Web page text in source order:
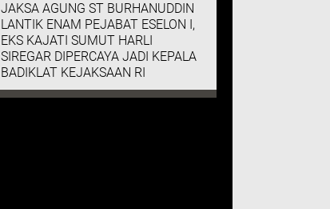
JAKSA AGUNG ST BURHANUDDIN
LANTIK ENAM PEJABAT ESELON I,
EKS KAJATI SUMUT HARLI
SIREGAR DIPERCAYA JADI KEPALA
BADIKLAT KEJAKSAAN RI